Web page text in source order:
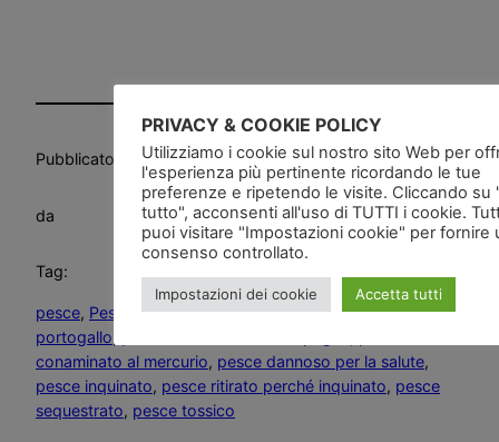
Pubblicato Alimentazione, News and go, Salute
da
Tag:
pesce, Pesce al mercurio, pesce al mercurio dal
portogallo
conaminato al mercurio, pesce dannoso per la salute
pesce inquinato, pesce ritirato perché inquinato, pesce
sequestrato, pesce tossico
PRIVACY & COOKIE POLICY
Utilizziamo i cookie sul nostro sito Web per
l'esperienza più pertinente ricordando le tue
preferenze e ripetendo le visite. Cliccando su
tutto", acconsenti all'uso di TUTTI i cookie.
puoi visitare "Impostazioni cookie" per fornire
consenso controllato.
Impostazioni dei cookie Accetta tutti